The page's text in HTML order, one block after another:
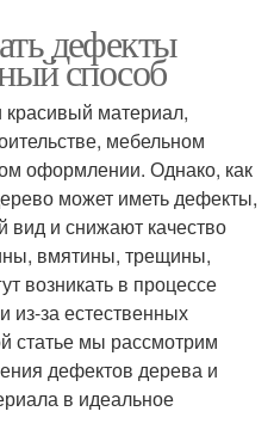
дефекты
способ
материал,
мебельном
оформлении. Однако, как
может иметь дефекты,
вид и снижают качество
вмятины, трещины,
возникать в процессе
из-за естественных
статье мы рассмотрим
дефектов дерева и
в идеальное